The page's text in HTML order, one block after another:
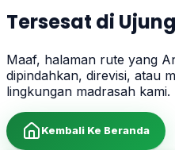
Tersesat di
Maaf, halaman rute yang
dipindahkan, direvisi, atau
lingkungan madrasah kami.
Kembali Ke Beranda